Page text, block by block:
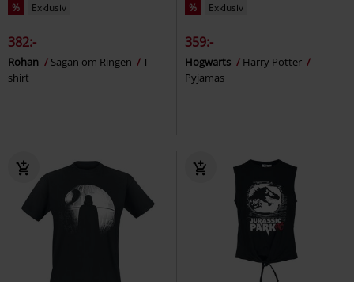
% Exklusiv
382:-
Rohan Sagan om Ringen
T-
shirt
% Exklusiv
359:-
Hogwarts
Harry Potter
Pyjamas